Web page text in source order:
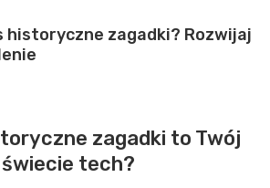
historyczne zagadki? Rozwijaj
zagadki to Twój
tech?